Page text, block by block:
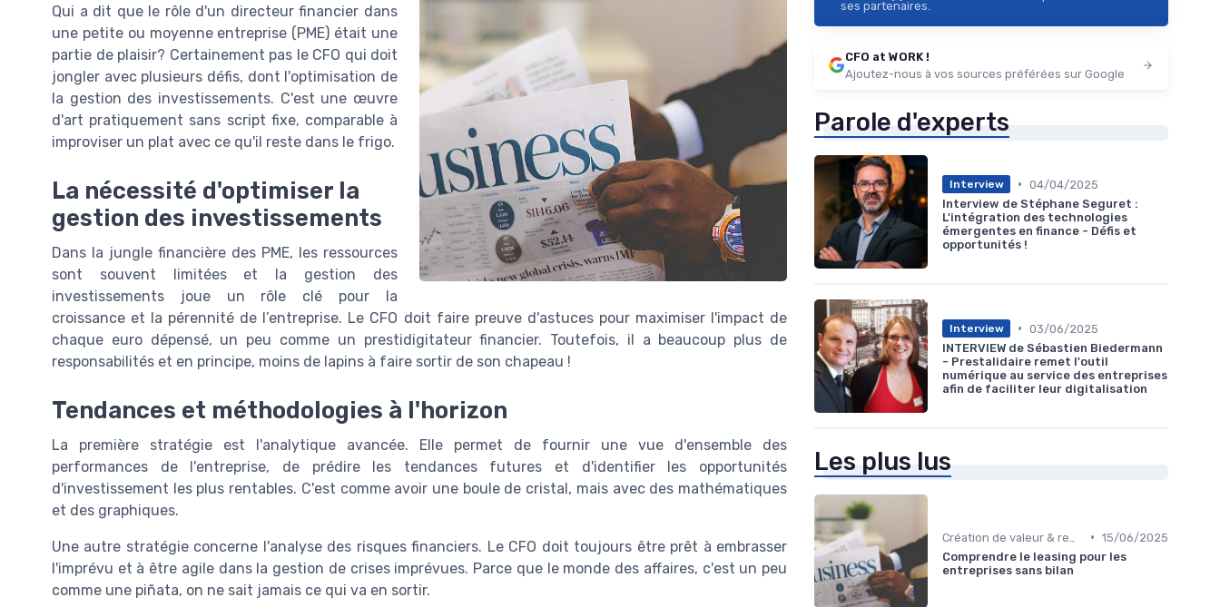
Qui a dit que le rôle d'un directeur financier dans
une petite ou moyenne entreprise (PME) était une
partie de plaisir? Certainement pas le CFO qui doit
jongler avec plusieurs défis, dont l'optimisation de
la gestion des investissements. C'est une œuvre
d'art pratiquement sans script fixe, comparable à
improviser un plat avec ce qu'il reste dans le frigo.
La nécessité d'optimiser la
gestion des investissements
Dans la jungle financière des PME, les ressources
sont souvent limitées et la gestion des
investissements joue un rôle clé pour la
croissance et la pérennité de l’entreprise. Le CFO doit faire preuve d'astuces pour maximiser l'impact de
chaque euro dépensé, un peu comme un prestidigitateur financier. Toutefois, il a beaucoup plus de
responsabilités et en principe, moins de lapins à faire sortir de son chapeau !
Tendances et méthodologies à l'horizon
La première stratégie est l'analytique avancée. Elle permet de fournir une vue d'ensemble des
performances de l'entreprise, de prédire les tendances futures et d'identifier les opportunités
d'investissement les plus rentables. C'est comme avoir une boule de cristal, mais avec des mathématiques
et des graphiques.
Une autre stratégie concerne l'analyse des risques financiers. Le CFO doit toujours être prêt à embrasser
l'imprévu et à être agile dans la gestion de crises imprévues. Parce que le monde des affaires, c'est un peu
comme une piñata, on ne sait jamais ce qui va en sortir.
ses partenaires.
CFO at WORK !
Ajoutez-nous à vos sources préférées sur Google
Parole d'experts
Interview • 04/04/2025
Interview de Stéphane Seguret :
L'intégration des technologies
émergentes en finance - Défis et
opportunités !
Interview • 03/06/2025
INTERVIEW de Sébastien Biedermann
- Prestalidaire remet l'outil
numérique au service des entreprises
afin de faciliter leur digitalisation
Les plus lus
• 15/06/2025
Comprendre le leasing pour les
entreprises sans bilan